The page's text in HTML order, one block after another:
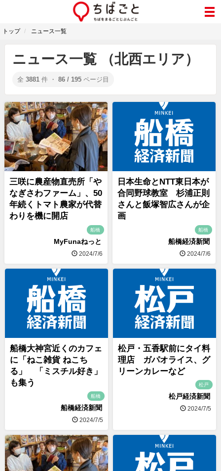
トップ ニュース一覧
ニュース一覧 （北西エリア）
全 3881 件 ・ 86 / 195 ページ目
三咲に農産物直売所「や
なぎさわファーム」、50
年続くトマト農家が代替
わりを機に開店
船橋
MyFunaねっと
2024/7/6
日本生命とNTT東日本が
合同野球教室 杉浦正則
さんと飯塚智広さんが企
画
船橋
船橋経済新聞
2024/7/6
船橋大神宮近くのカフェ
に「ねこ雑貨 ねこち
る」 「ミスチル好き」
も集う
船橋
船橋経済新聞
2024/7/5
松戸・五香駅前にタイ料
理店 ガパオライス、グ
リーンカレーなど
松戸
松戸経済新聞
2024/7/5